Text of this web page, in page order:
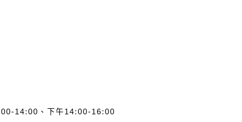
14:00、下午14:00-16:00